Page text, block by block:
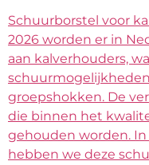
Schuurborstel voor
2026 worden er in
aan kalverhouders,
groepshokken. De
die binnen het
gehouden worden.
hebben we deze